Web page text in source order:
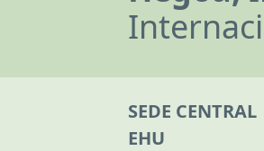
SEDE CENTRAL
EHU